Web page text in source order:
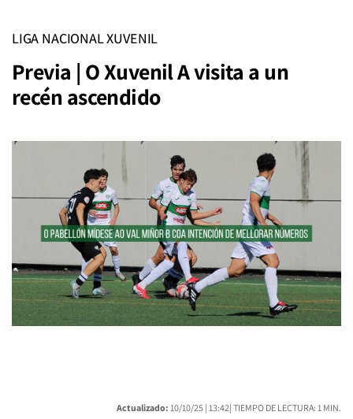
LIGA NACIONAL XUVENIL
Previa | O Xuvenil A visita a un
recén ascendido
Actualizado: 10/10/25 | 13:42| TIEMPO DE LECTURA: 1 MIN.